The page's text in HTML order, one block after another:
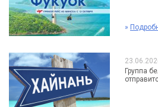
»
Группа